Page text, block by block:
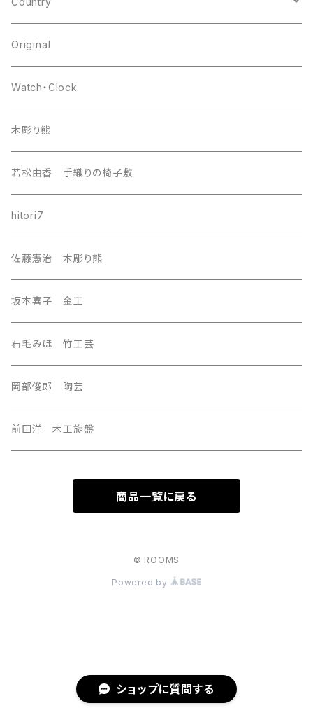
ショップに質問する
japan
europa
india
nordic
southeast Asia
east asia
Central Asia
U.S.A
Original
Watch・Clock
木彫り熊
若松由香 手織りの椅子敷
hitori7
佐藤憲治 木彫り熊
坂本喜子 金工
石毛みほ 竹工芸
岡部俊郎 陶芸
前田洋 木工旋盤
商品一覧に戻る
© ROOMS
Powered by